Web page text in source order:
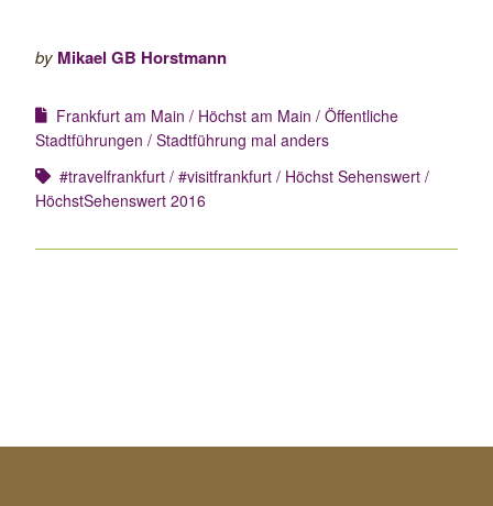
by Mikael GB Horstmann
Frankfurt am Main Höchst am Main
Öffentliche
Stadtführungen
Stadtführung mal anders
#travelfrankfurt #visitfrankfurt
Höchst Sehenswert
HöchstSehenswert 2016